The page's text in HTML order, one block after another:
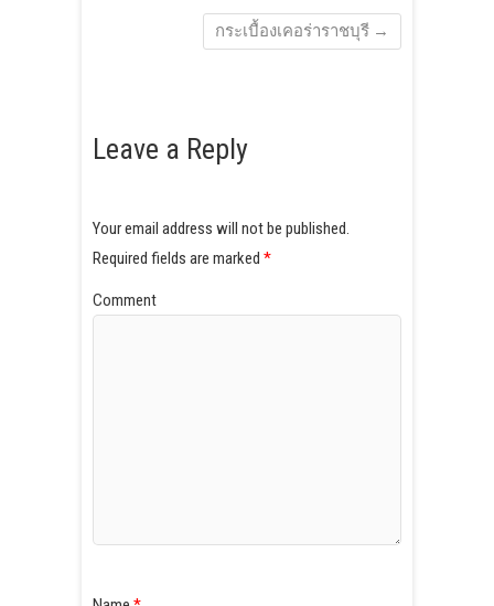
กระเบื้องเคอร่าราชบุรี →
Leave a Reply
Your email address will not be published.
Required fields are marked *
Comment